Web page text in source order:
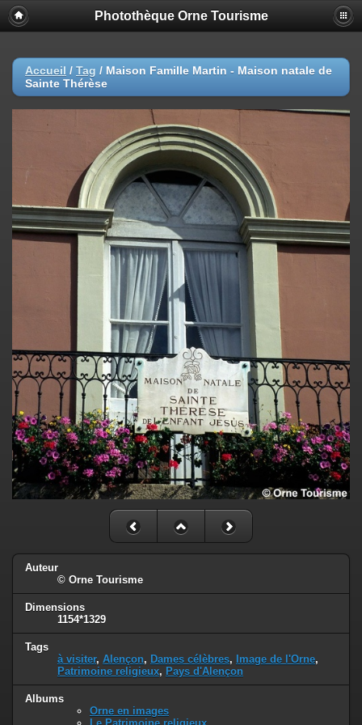
Photothèque Orne Tourisme
Accueil / Tag / Maison Famille Martin - Maison natale de
Sainte Thérèse
Auteur
© Orne Tourisme
Dimensions
1154*1329
Tags
à visiter, Alençon, Dames célèbres, Image de l'Orne,
Patrimoine religieux, Pays d'Alençon
Albums
Orne en images